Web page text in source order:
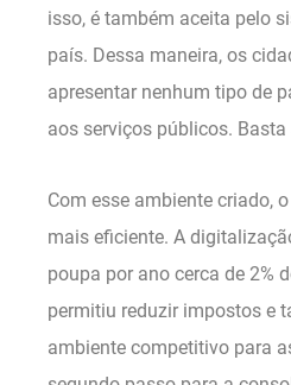
isso, é também aceita pelo
país. Dessa maneira, os
apresentar nenhum tipo de
aos serviços públicos.
Com esse ambiente criado,
mais eficiente. A
poupa por ano cerca de 2%
permitiu reduzir impostos e
ambiente competitivo para